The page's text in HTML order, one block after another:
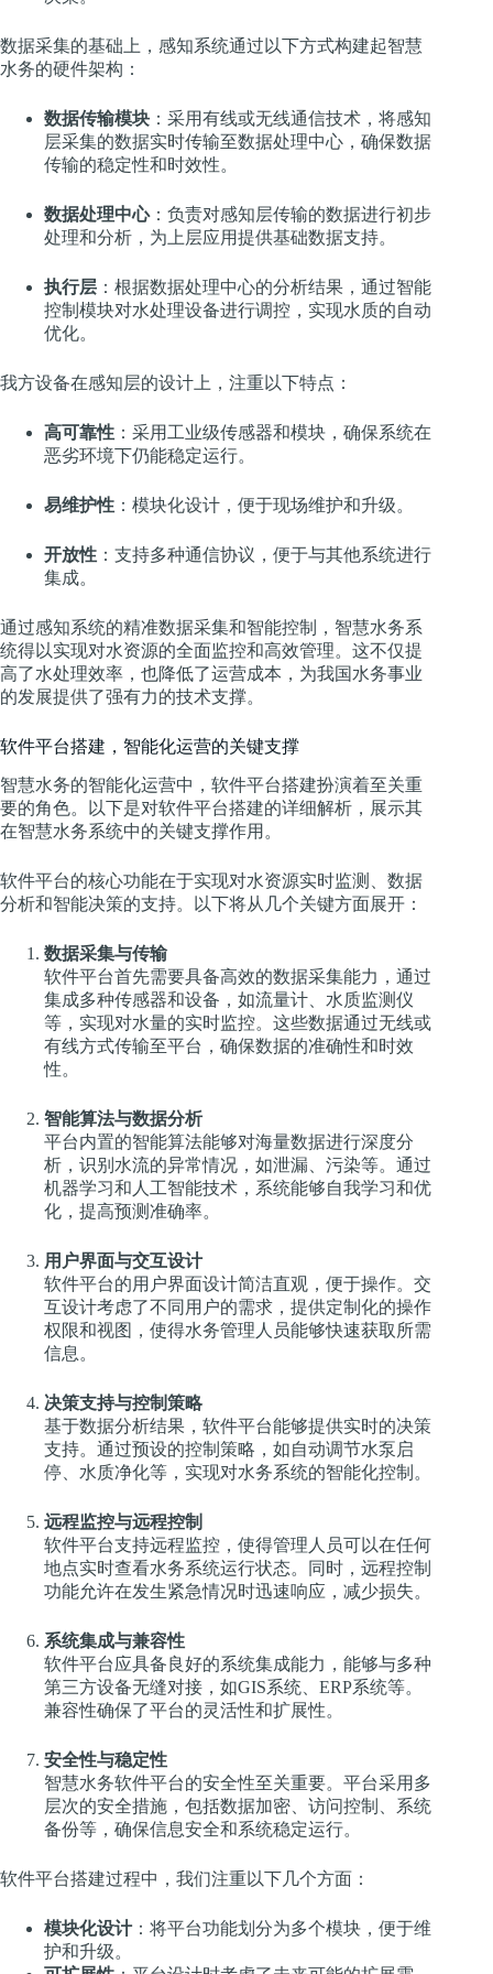
数据采集的基础上，感知系统通过以下方式构建起智慧
水务的硬件架构：
数据传输模块 ：采用有线或无线通信技术，将感知
层采集的数据实时传输至数据处理中心，确保数据
传输的稳定性和时效性。
数据处理中心：负责对感知层传输的数据进行初步
处理和分析，为上层应用提供基础数据支持。
执行层 ：根据数据处理中心的分析结果，通过智能
控制模块对水处理设备进行调控，实现水质的自动
优化。
我方设备在感知层的设计上，注重以下特点：
高可靠性 ：采用工业级传感器和模块，确保系统在
恶劣环境下仍能稳定运行。
易维护性 ：模块化设计，便于现场维护和升级。
开放性 ：支持多种通信协议，便于与其他系统进行
集成。
通过感知系统的精准数据采集和智能控制，智慧水务系
统得以实现对水资源的全面监控和高效管理。这不仅提
高了水处理效率，也降低了运营成本，为我国水务事业
的发展提供了强有力的技术支撑。
软件平台搭建，智能化运营的关键支撑
智慧水务的智能化运营中，软件平台搭建扮演着至关重
要的角色。以下是对软件平台搭建的详细解析，展示其
在智慧水务系统中的关键支撑作用。
软件平台的核心功能在于实现对水资源实时监测、数据
分析和智能决策的支持。以下将从几个关键方面展开：
数据采集与传输
软件平台首先需要具备高效的数据采集能力，通过
集成多种传感器和设备，如流量计、水质监测仪
等，实现对水量的实时监控。这些数据通过无线或
有线方式传输至平台，确保数据的准确性和时效
性。
智能算法与数据分析
平台内置的智能算法能够对海量数据进行深度分
析，识别水流的异常情况，如泄漏、污染等。通过
机器学习和人工智能技术，系统能够自我学习和优
化，提高预测准确率。
用户界面与交互设计
软件平台的用户界面设计简洁直观，便于操作。交
互设计考虑了不同用户的需求，提供定制化的操作
权限和视图，使得水务管理人员能够快速获取所需
信息。
决策支持与控制策略
基于数据分析结果，软件平台能够提供实时的决策
支持。通过预设的控制策略，如自动调节水泵启
停、水质净化等，实现对水务系统的智能化控制。
远程监控与远程控制
软件平台支持远程监控，使得管理人员可以在任何
地点实时查看水务系统运行状态。同时，远程控制
功能允许在发生紧急情况时迅速响应，减少损失。
系统集成与兼容性
软件平台应具备良好的系统集成能力，能够与多种
第三方设备无缝对接，如GIS系统、ERP系统等。
兼容性确保了平台的灵活性和扩展性。
安全性与稳定性
智慧水务软件平台的安全性至关重要。平台采用多
层次的安全措施，包括数据加密、访问控制、系统
备份等，确保信息安全和系统稳定运行。
软件平台搭建过程中，我们注重以下几个方面：
模块化设计：将平台功能划分为多个模块，便于维
护和升级。